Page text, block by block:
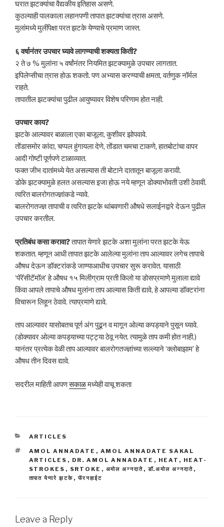
घरात झटक्यांचा वैद्यकीय इतिहास असणे.
कुठल्याही पालकाला लहानपणी तापात झटक्यांचा त्रास असणे.
मुलांमध्ये मुलींपेक्षा परत झटके येण्याचे प्रमाण जास्त.
६ वर्षानंतर उपचार घ्यावे लागण्याची शक्यता किती?
२ ते ७ % मुलांना ५ वर्षांनंतर नियमित झटक्यामुळे उपचार लागतात.
इपिलेप्सीचा त्रास होऊ शकतो. पण अभ्यास करण्याची क्षमता, वर्तणुक नॉर्मल
राहते.
तापातील झटक्यांचा पुढील आयुष्यावर विशेष परिणाम होत नाही.
उपचार काय?
झटके आल्यावर बाळाला एका बाजूला, कुशीवर झोपवावे.
तोंडासमोर कांदा, चप्पल हुंगायला देणे, तोंडात चमचा टाकणे, हातबोटांचा वापर
आदी गोष्टी पूर्णपणे टाळाव्यात.
फक्त जीभ दातांमध्ये येत असल्यास ती बोटाने दातातून बाजूला करावी.
डोके झटक्यामुळे हलत असल्यास इजा होऊ नये म्हणून डोक्याभोवती उशी ठेवावी.
त्वरित बालरोगतज्ज्ञांकडे न्यावे.
बालरोगतज्ज्ञ तापाची व त्वरित झटके थांबवणारी औषधे सलाईनद्वारे देऊन पुढील
उपचार करतील.
प्रतिबंध कसा करावा?तापात येणारे झटके अशा मुलांना परत झटके येऊ
शकतात. म्हणून आधी तापात झटके आलेल्या मुलांना ताप आल्यावर लगेच तापाचे
औषध देऊन डॉक्टरांकडे जाण्याआधीच उपचार सुरू करावेत. यासाठी
‘पॅरॅसीटॅमॉल’ हे औषध १५ मिलीग्राम प्रती किलो या डोसप्रमाणे मुलाला द्यावे
किंवा आपले तापाचे औषध मुलांना ताप आल्यास किती द्यावे, हे आपल्या डॉक्टरांना
विचारून लिहून ठेवावे. त्याप्रमाणे द्यावे.
ताप आल्यावर यासोबतच पूर्ण अंग पुढून व मागून ओल्या कपड्याने पुसून घ्यावे.
(डोक्यावर ओल्या कपड्याच्या पट्ट्या ठेवू नयेत. त्यामुळे ताप कमी होत नाही.)
यानंतर प्रत्येक वेळी ताप आल्यावर बालरोगतज्ज्ञांच्या सल्ल्याने ‘क्लोबाझाम’ हे
औषध तीन दिवस द्यावे.
सदरील माहिती आपणसकाळमध्येही वाचू शकता
CATEGORIES
ARTICLES
TAGS
AMOL ANNADATE , AMOL ANNADATE SAKAL
ARTICLES , DR. AMOL ANNADATE , HEAT , HEAT-
STROKES , SRTOKE , अमोल अन्नदाते , डॉ.अमोल अन्नदाते ,
तापात येणारे झटके , फॅरनहाईट
Leave a Reply